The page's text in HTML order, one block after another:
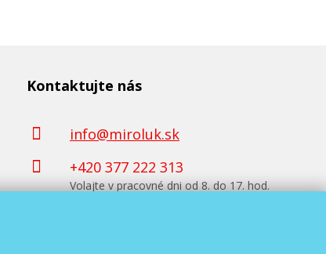
Kontaktujte nás
info@miroluk.sk
+420 377 222 313
Volajte v pracovné dni od 8. do 17. hod.